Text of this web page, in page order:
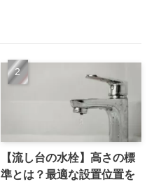
【流し台の水栓】高さの標
準とは？最適な設置位置を